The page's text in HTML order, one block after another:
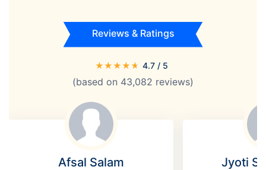
Reviews & Ratings
★★★★★ 4.7 / 5
(based on 43,082 reviews)
Afsal Salam Jyoti